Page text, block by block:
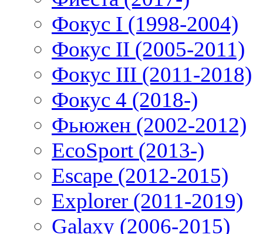
Фокус I (1998-2004)
Фокус II (2005-2011)
Фокус III (2011-2018)
Фокус 4 (2018-)
Фьюжен (2002-2012)
EcoSport (2013-)
Escape (2012-2015)
Explorer (2011-2019)
Galaxy (2006-2015)